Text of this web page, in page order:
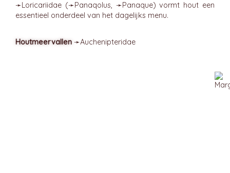
➛Loricariidae (➛Panaqolus, ➛Panaque) vormt hout een
essentieel onderdeel van het dagelijks menu.
Houtmeervallen ➛Auchenipteridae